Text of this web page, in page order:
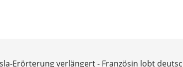
Erörterung verlängert - Französin lobt